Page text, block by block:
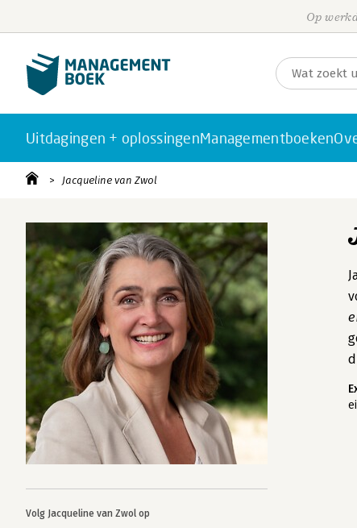
Op
Uitdagingen + oplossingenManagementboeken
Jacqueline van Zwol
Volg Jacqueline van Zwol op